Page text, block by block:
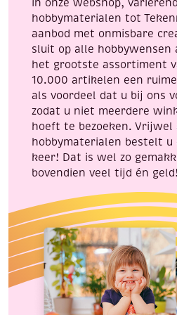
✂️ 5. Decoupage knutselen
Servetjes zijn ideaal voor
knip patronen uit het
plak ze op hout, glas of
creëer unieke decoratieve
🦋 6. Creatieve
Je kunt servetten vouwen in
waaier
bloem
vlinder
hartvorm
in onze webshop,
hobbymaterialen tot
aanbod met onmisbare
sluit op alle hobbywensen
het grootste assortiment
10.000 artikelen een
als voordeel dat u bij ons
zodat u niet meerdere
hoeft te bezoeken. Vrijwel
hobbymaterialen bestelt u
keer! Dat is wel zo
bovendien veel tijd én geld!